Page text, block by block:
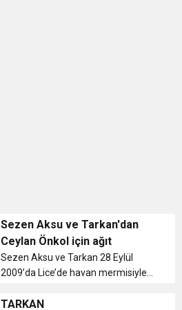
Sezen Aksu ve Tarkan'dan
Ceylan Önkol için ağıt
Sezen Aksu ve Tarkan 28 Eylül
2009’da Lice’de havan mermisiyle
Ceylan Önkol için düet yaptı.
TARKAN